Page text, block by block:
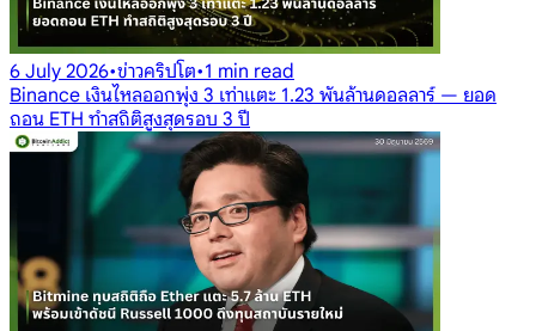
6 July 2026•ข่าวคริปโต•1 min read
Binance เงินไหลออกพุ่ง 3 เท่าแตะ 1.23 พันล้านดอลลาร์ — ยอด
ถอน ETH ทำสถิติสูงสุดรอบ 3 ปี